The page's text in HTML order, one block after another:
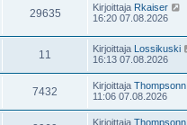
29635L
u
U
u
i
n
v
i
e
s
t
i
Kirjoittaja Rkaiser
16:20 07.08.2026
11
u
U
u
n
v
i
Kirjoittaja Lossikuski
16:13 07.08.2026
7432
u
U
u
Kirjoittaja Thompsonn
11:06 07.08.2026
U
Kirjoittaja Thompsonn